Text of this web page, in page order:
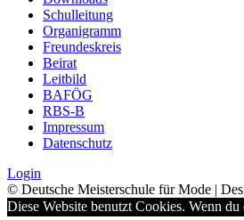
Schulleitung
Organigramm
Freundeskreis
Beirat
Leitbild
BAFÖG
RBS-B
Impressum
Datenschutz
Login
© Deutsche Meisterschule für Mode |
Diese Website benutzt Cookies. Wenn